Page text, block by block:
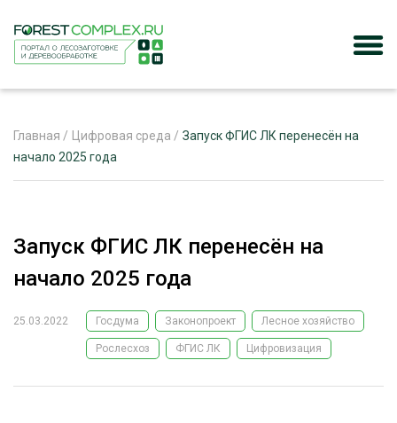
РЕКЛАМОДАТЕЛЯМ
ЛЕСНОЕ ХОЗЯЙСТВО
ЛЕСОЗАГОТОВКА
Главная / Цифровая среда / Запуск ФГИС ЛК перенесён на
начало 2025 года
Запуск ФГИС ЛК перенесён на
начало 2025 года
25.03.2022 Госдума Законопроект Лесное хозяйство
Рослесхоз ФГИС ЛК Цифровизация